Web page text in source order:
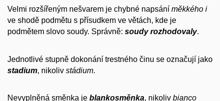
Velmi rozšířeným nešvarem je chybné napsání měkkého i
ve shodě podmětu s přísudkem ve větách, kde je
podmětem slovo soudy. Správně: soudy rozhodovaly.
Jednotlivé stupně dokonání trestného činu se označují jako
stadium, nikoliv stádium.
Nevyplněná směnka je blankosměnka, nikoliv bianco